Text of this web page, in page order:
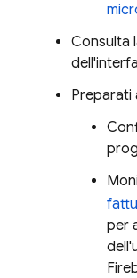
Consulta
Preparati
per